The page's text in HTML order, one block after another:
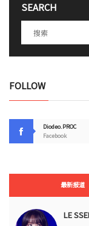
SEARCH
FOLLOW
Diodeo.PROC
Facebook
最新报道
LE